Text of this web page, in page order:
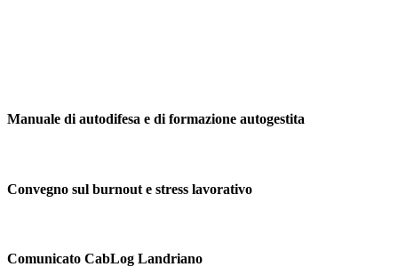
Manuale di autodifesa e di formazione autogestita
Convegno sul burnout e stress lavorativo
Comunicato CabLog Landriano